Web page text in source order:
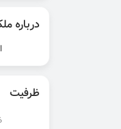
درباره
ظرفیت